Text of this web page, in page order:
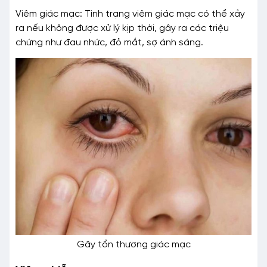
Viêm giác mạc: Tình trạng viêm giác mạc có thể xảy
ra nếu không được xử lý kịp thời, gây ra các triệu
chứng như đau nhức, đỏ mắt, sợ ánh sáng.
Gây tổn thương giác mạc